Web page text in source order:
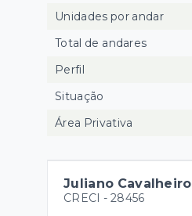
Unidades por andar
Total de andares
Perfil
Situação
Área Privativa
Juliano Cavalheiro
CRECI - 28456